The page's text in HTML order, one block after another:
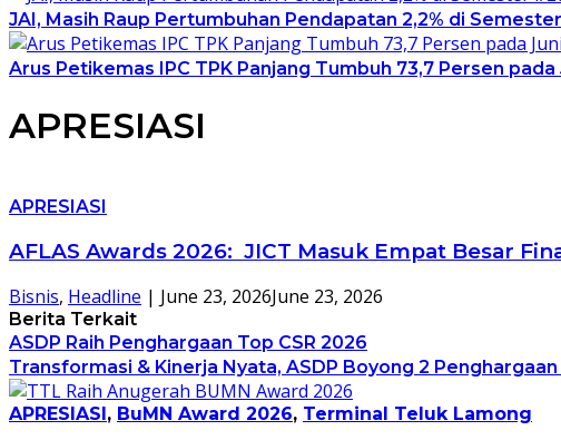
JAI, Masih Raup Pertumbuhan Pendapatan 2,2% di
Arus Petikemas IPC TPK Panjang Tumbuh 73,7 Persen pada
APRESIASI
APRESIASI
AFLAS Awards 2026: JICT Masuk Empat Besar
Bisnis, Headline | June 23, 2026June 23, 2026
Berita Terkait
ASDP Raih Penghargaan Top CSR 2026
Transformasi & Kinerja Nyata, ASDP Boyong 2
APRESIASI , BuMN Award 2026, Terminal Teluk Lamong